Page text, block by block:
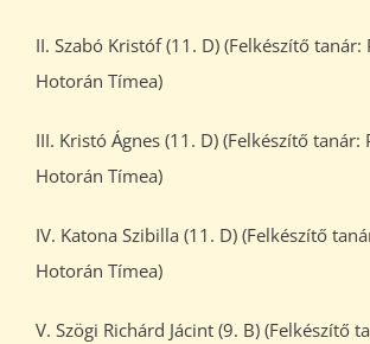
II. Szabó Kristóf (11. D) (Felkészítő
Hotorán Tímea)
III. Kristó Ágnes (11. D) (Felkészítő tanár:
Hotorán Tímea)
IV. Katona Szibilla (11. D) (Felkészítő
Hotorán Tímea)
V. Szögi Richárd Jácint (9. B) (Felkészítő